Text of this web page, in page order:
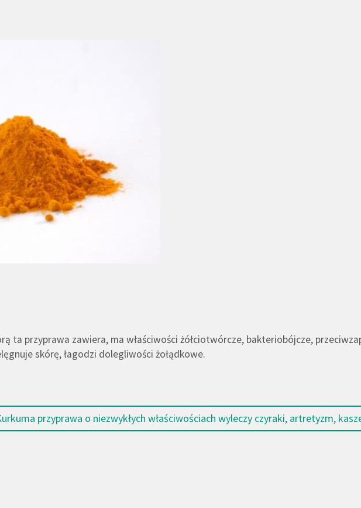
ta przyprawa zawiera, ma właściwości żółciotwórcze, bakteriobójcze,
skórę, łagodzi dolegliwości żołądkowe.
przyprawa o niezwykłych właściwościach wyleczy czyraki, artretyzm,